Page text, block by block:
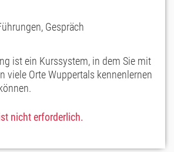
Gespräch
ist ein Kurssystem, in dem Sie mit
viele Orte Wuppertals kennenlernen
nicht erforderlich.